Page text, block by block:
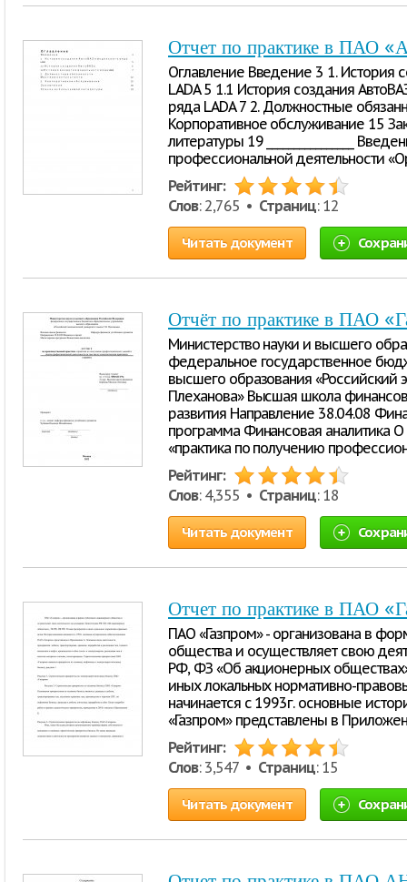
Отчет по практике в ПАО
Оглавление Введение 3 1. История
LADA 5 1.1 История создания
ряда LADA 7 2. Должностные
Корпоративное обслуживание 15
литературы 19 ________________
профессиональной деятельности
Рейтинг:
Слов: 2,765 • Страниц: 12
Читать документ
Отчёт по практике в ПАО
Министерство науки и высшего
федеральное государственное
высшего образования «Российский
Плеханова» Высшая школа
развития Направление 38.04.08
программа Финансовая аналитика
«практика по получению
Рейтинг:
Слов: 4,355 • Страниц: 18
Читать документ
Отчет по практике в ПАО
ПАО «Газпром» - организована в
общества и осуществляет свою
РФ, ФЗ «Об акционерных
иных локальных нормативно-
начинается с 1993г. основные
«Газпром» представлены в
Рейтинг:
Слов: 3,547 • Страниц: 15
Читать документ